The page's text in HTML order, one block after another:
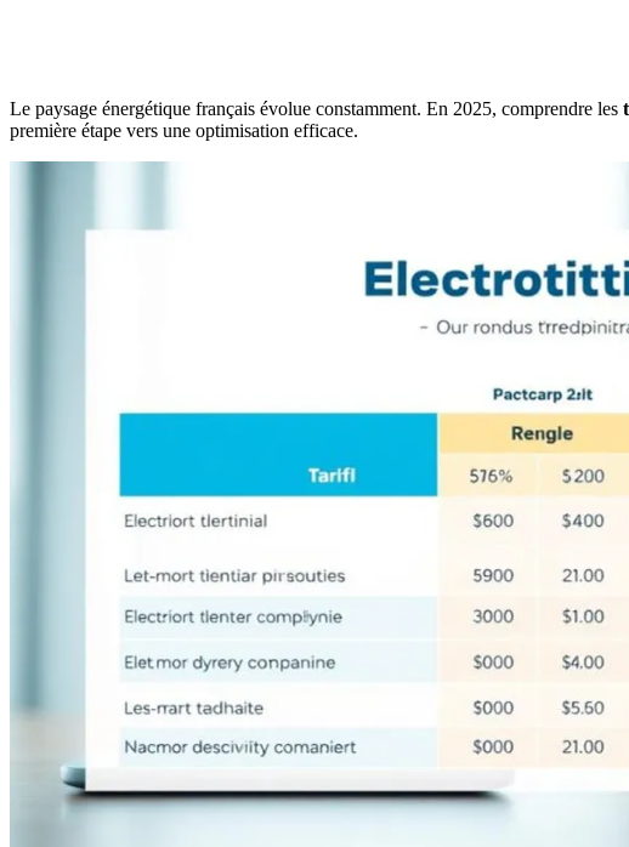
Le paysage énergétique français évolue constamment. En 2025, comprendre les
première étape vers une optimisation efficace.